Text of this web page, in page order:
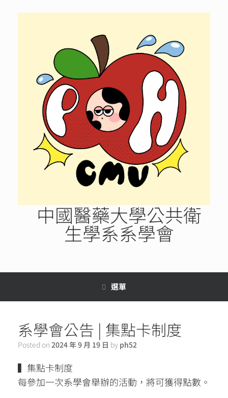
中國醫藥大學公共衛
生學系系學會
選單
系學會公告 | 集點卡制度
Posted on 2024 年 9 月 19 日 by ph52
▍集點卡制度
每參加一次系學會舉辦的活動，將可獲得點數。